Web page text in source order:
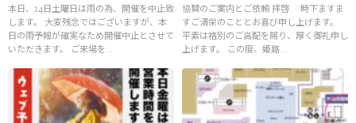
本日、14日土曜日は雨の為、開催を中止致
します。 大変残念ではございますが、本
日の雨予報が確実なため開催中止とさせて
いただきます。 ご来場を...
協賛のご案内とご依頼 拝啓 時下ますま
すご清栄のこととお喜び申し上げます。
平素は格別のご高配を賜り、厚く御礼申し
上げます。 この度、姫路...